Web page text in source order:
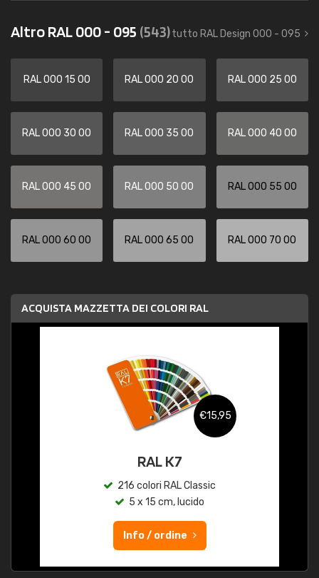
Altro RAL 000 - 095 (543)tutto RAL Design 000 - 095
RAL 000 15 00 RAL 000 20 00 RAL 000 25 00
RAL 000 30 00 RAL 000 35 00 RAL 000 40 00
RAL 000 45 00 RAL 000 50 00 RAL 000 55 00
RAL 000 60 00 RAL 000 65 00 RAL 000 70 00
ACQUISTA MAZZETTA DEI COLORI RAL
€15,95
RAL K7
216 colori RAL Classic
5 x 15 cm, lucido
Info / ordine